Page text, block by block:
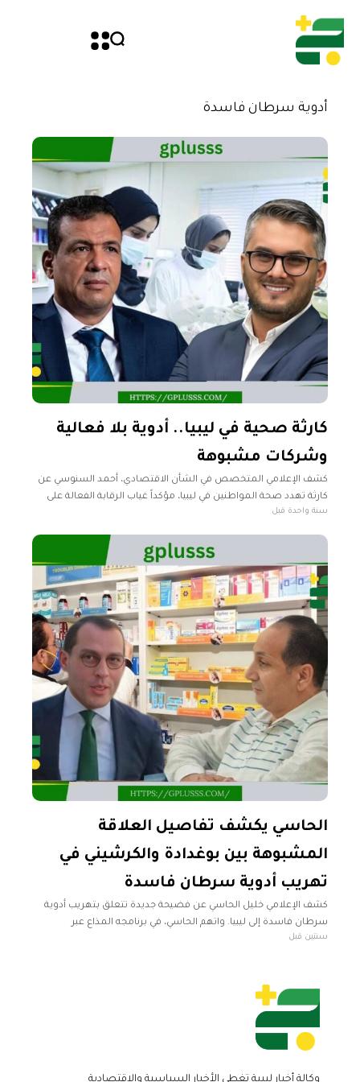
أدوية سرطان فاسدة
كارثة صحية في ليبيا.. أدوية بلا فعالية
وشركات مشبوهة
كشف الإعلامي المتخصص في الشأن الاقتصادي، أحمد السنوسي عن
كارثة تهدد صحة المواطنين في ليبيا، مؤكداً غياب الرقابة الفعالة على
الأدوية المستوردة من الخارج، مما يعرض حياة المرضى للخطر. وفي
سنة واحدة قبل
الحاسي يكشف تفاصيل العلاقة
المشبوهة بين بوغدادة والكرشيني في
تهريب أدوية سرطان فاسدة
كشف الإعلامي خليل الحاسي عن فضيحة جديدة تتعلق بتهريب أدوية
سرطان فاسدة إلى ليبيا. واتهم الحاسي، في برنامجه المذاع عبر
فيسبوك، إبراهيم فخر الكرشيني، صاحب شركة استيراد أدوية والتي
سنتين قبل